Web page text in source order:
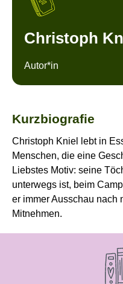
Christoph
Autor*in
Kurzbiografie
Christoph Kniel lebt in
Menschen, die eine
Liebstes Motiv: seine
unterwegs ist, beim
er immer Ausschau nach
Mitnehmen.